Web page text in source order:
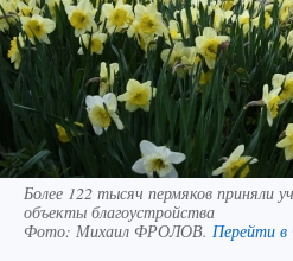
Более 122 тысяч пермяков приняли
объекты благоустройства
Фото: Михаил ФРОЛОВ. Перейти